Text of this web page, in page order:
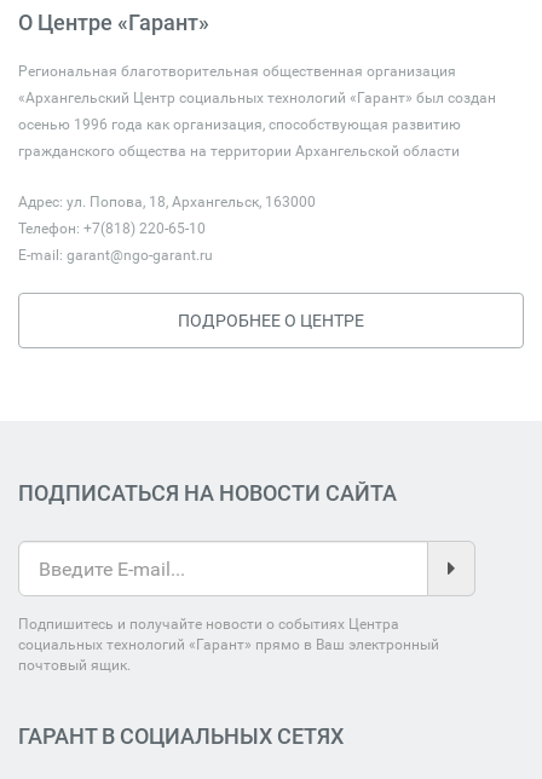
О Центре «Гарант»
Региональная благотворительная общественная организация
«Архангельский Центр социальных технологий «Гарант» был создан
осенью 1996 года как организация, способствующая развитию
гражданского общества на территории Архангельской области
Адрес: ул. Попова, 18, Архангельск, 163000
Телефон: +7(818) 220-65-10
E-mail: garant@ngo-garant.ru
ПОДРОБНЕЕ О ЦЕНТРЕ
ПОДПИСАТЬСЯ НА НОВОСТИ САЙТА
Подпишитесь и получайте новости о событиях Центра
социальных технологий «Гарант» прямо в Ваш электронный
почтовый ящик.
ГАРАНТ В СОЦИАЛЬНЫХ СЕТЯХ